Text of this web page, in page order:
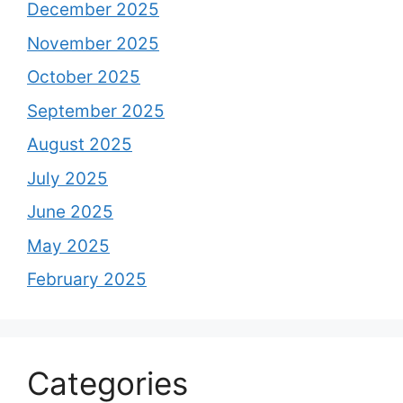
December 2025
November 2025
October 2025
September 2025
August 2025
July 2025
June 2025
May 2025
February 2025
Categories